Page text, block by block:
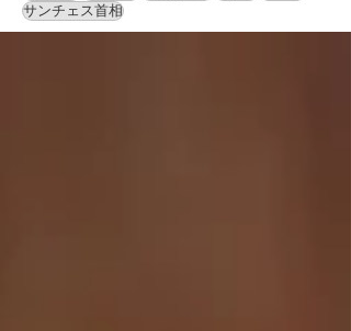
サンチェス首相